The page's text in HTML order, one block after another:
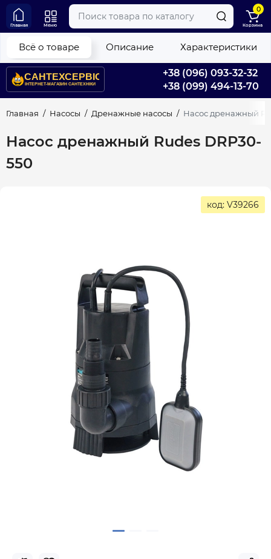
+38 (096) 093-32-32
+38 (099) 494-13-70
Главная Меню
0
Корзина
Главная Насосы Дренажные насосы Насос дренажный
Насос дренажный Rudes DRP30-
550
Всё о товаре Описание Характеристики
код: V39266